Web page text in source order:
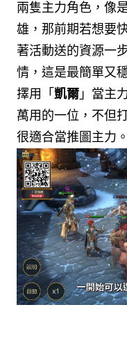
兩隻主力角色，像
雄，那前期若想要
著活動送的資源一
情，這是最簡單又
擇用「 凱爾 」當主
萬用的一位，不但
很適合當推圖主力。